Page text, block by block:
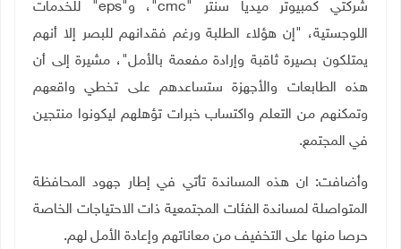
شركتي كمبيوتر ميديا سنتر ""cmc ، و"eps" للخدمات
اللوجستية، "إن هؤلاء الطلبة ورغم فقدانهم للبصر إلا أنهم
يمتلكون بصيرة ثاقبة وإرادة مفعمة بالأمل"، مشيرة إلى أن
هذه الطابعات والأجهزة ستساعدهم على تخطي واقعهم
وتمكنهم من التعلم واكتساب خبرات تؤهلهم ليكونوا منتجين
في المجتمع.
وأضافت: ان هذه المساندة تأتي في إطار جهود المحافظة
المتواصلة لمساندة الفئات المجتمعية ذات الاحتياجات الخاصة
حرصا منها على التخفيف من معاناتهم وإعادة الأمل لهم.